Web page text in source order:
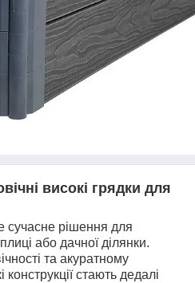
високі грядки для
сучасне рішення для
або дачної ділянки.
та акуратному
стають дедалі